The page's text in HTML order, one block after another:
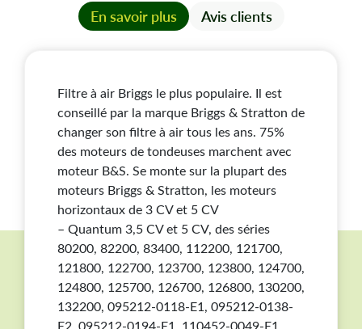
Soyez prévoyant... C'est économique !
Un filtre est un produit d'usure. Afin d'amortir vos frais
de port, nous vous conseillons de les acheter en
quantité.
Prenez une longueur d'avance... Achetez par 3 !
Un filtre de rechange et hop ça repart aussitôt.
En savoir plus Avis clients
Filtre à air Briggs le plus populaire. Il est
conseillé par la marque Briggs & Stratton de
changer son filtre à air tous les ans. 75%
des moteurs de tondeuses marchent avec
moteur B&S. Se monte sur la plupart des
moteurs Briggs & Stratton, les moteurs
horizontaux de 3 CV et 5 CV
– Quantum 3,5 CV et 5 CV, des séries
80200, 82200, 83400, 112200, 121700,
121800, 122700, 123700, 123800, 124700,
124800, 125700, 126700, 126800, 130200,
132200, 095212-0118-E1, 095212-0138-
E2, 095212-0194-E1, 110452-0049-E1,